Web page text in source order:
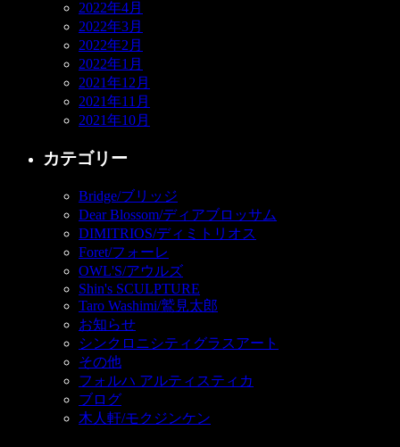
2022年4月
2022年3月
2022年2月
2022年1月
2021年12月
2021年11月
2021年10月
カテゴリー
Bridge/ブリッジ
Dear Blossom/ディアブロッサム
DIMITRIOS/ディミトリオス
Foret/フォーレ
OWL'S/アウルズ
Shin's SCULPTURE
Taro Washimi/鷲見太郎
お知らせ
シンクロニシティグラスアート
その他
フォルハ アルティスティカ
ブログ
木人軒/モクジンケン